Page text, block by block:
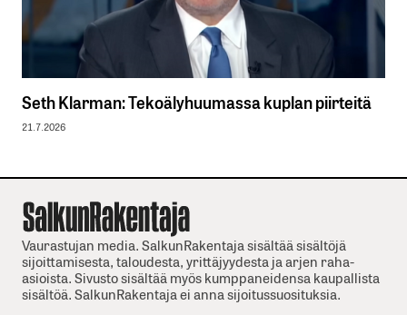
Seth Klarman: Tekoälyhuumassa kuplan piirteitä
21.7.2026
Vaurastujan media. SalkunRakentaja sisältää sisältöjä
sijoittamisesta, taloudesta, yrittäjyydesta ja arjen raha-
asioista. Sivusto sisältää myös kumppaneidensa kaupallista
sisältöä. SalkunRakentaja ei anna sijoitussuosituksia.